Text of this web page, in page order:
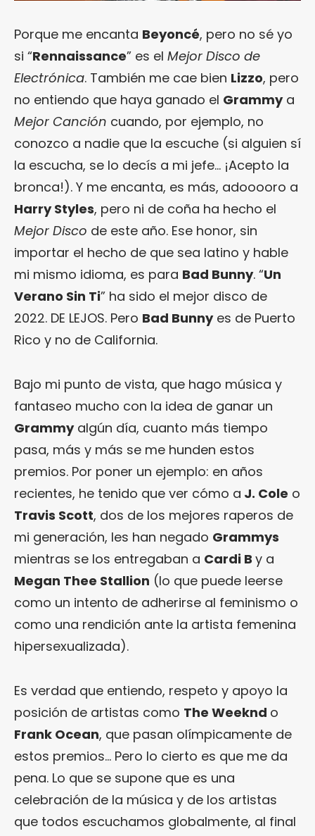
Porque me encanta Beyoncé, pero no sé yo
si “Rennaissance” es el Mejor Disco de
Electrónica. También me cae bien Lizzo, pero
no entiendo que haya ganado el Grammya
Mejor Canción cuando, por ejemplo, no
conozco a nadie que la escuche (si alguien sí
la escucha, se lo decís a mi jefe… ¡Acepto la
bronca!). Y me encanta, es más, adooooro a
Harry Styles, pero ni de coña ha hecho el
Mejor Disco de este año. Ese honor, sin
importar el hecho de que sea latino y hable
mi mismo idioma, es para Bad Bunny. “Un
Verano Sin Ti” ha sido el mejor disco de
2022. DE LEJOS. Pero Bad Bunnyes de Puerto
Rico y no de California.
Bajo mi punto de vista, que hago música y
fantaseo mucho con la idea de ganar un
Grammyalgún día, cuanto más tiempo
pasa, más y más se me hunden estos
premios. Por poner un ejemplo: en años
recientes, he tenido que ver cómo a J. Cole o
Travis Scott, dos de los mejores raperos de
mi generación, les han negado Grammys
mientras se los entregaban a Cardi B y a
Megan Thee Stallion (lo que puede leerse
como un intento de adherirse al feminismo o
como una rendición ante la artista femenina
hipersexualizada).
Es verdad que entiendo, respeto y apoyo la
posición de artistas como The Weeknd o
Frank Ocean, que pasan olímpicamente de
estos premios… Pero lo cierto es que me da
pena. Lo que se supone que es una
celebración de la música y de los artistas
que todos escuchamos globalmente, al final